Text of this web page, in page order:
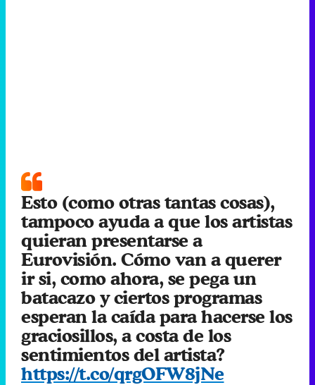
Esto (como otras tantas cosas),
tampoco ayuda a que los artistas
quieran presentarse a
Eurovisión. Cómo van a querer
ir si, como ahora, se pega un
batacazo y ciertos programas
esperan la caída para hacerse los
graciosillos, a costa de los
sentimientos del artista?
https://t.co/qrgOFW8jNe